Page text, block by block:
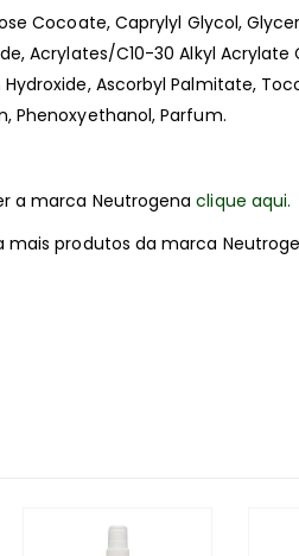
Cocoate, Caprylyl Glycol,
Acrylates/C10-30 Alkyl
Hydroxide, Ascorbyl Palmitate,
Phenoxyethanol, Parfum.
a marca Neutrogenaclique aqui.
mais produtos da marca